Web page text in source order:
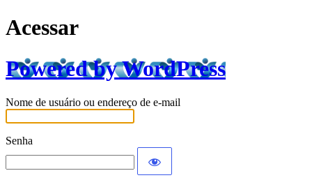
Acessar
Powered by WordPress
Nome de usuário ou endereço de e-mail
Senha